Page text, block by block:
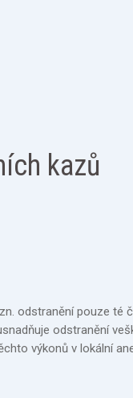
kazů
odstranění pouze té
odstranění
výkonů v lokální